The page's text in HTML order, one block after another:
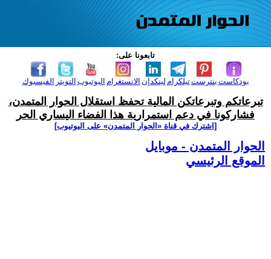
تابعونا على:
الفيسبوك التويتر اليوتيوب الانستغرام لينكدإن تيلكرامبنترست بودكاست
تبرعاتكم وتبرعاتكن المالية تحفظ استقلال الحوار المتمدن،
فشاركونا في دعم استمرارية هذا الفضاء اليساري الحر
[اشترك في قناة ‫«الحوار المتمدن» على اليوتيوب]
الحوار المتمدن - موبايل
الموقع الرئيسي